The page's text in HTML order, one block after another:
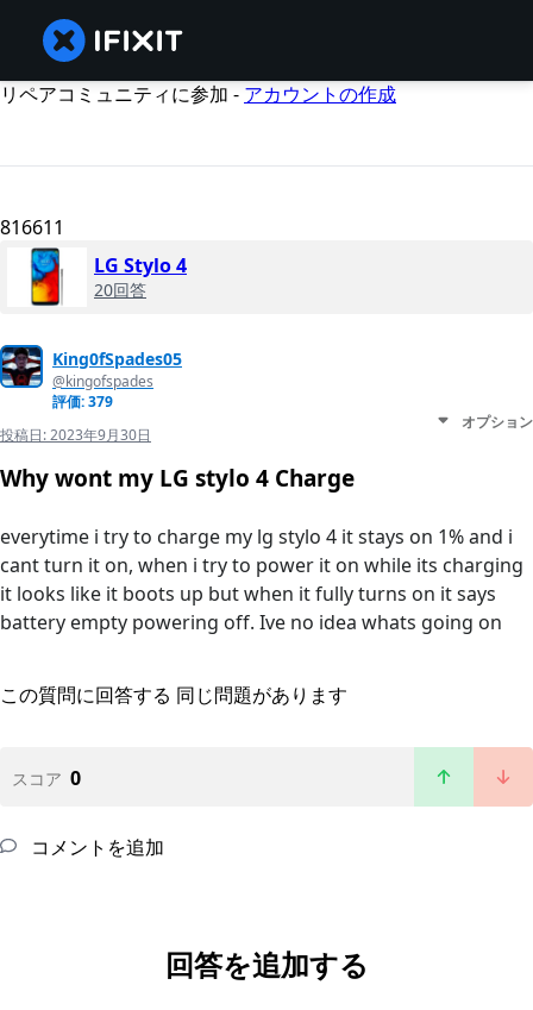
リペアコミュニティに参加 - アカウントの作成
816611
LG Stylo 4
20回答
King0fSpades05
@kingofspades
評価: 379
投稿日:2023年9月30日
オプション
Why wont my LG stylo 4 Charge
everytime i try to charge my lg stylo 4 it stays on 1% and i
cant turn it on, when i try to power it on while its charging
it looks like it boots up but when it fully turns on it says
battery empty powering off. Ive no idea whats going on
この質問に回答する 同じ問題があります
スコア 0
コメントを追加
回答を追加する